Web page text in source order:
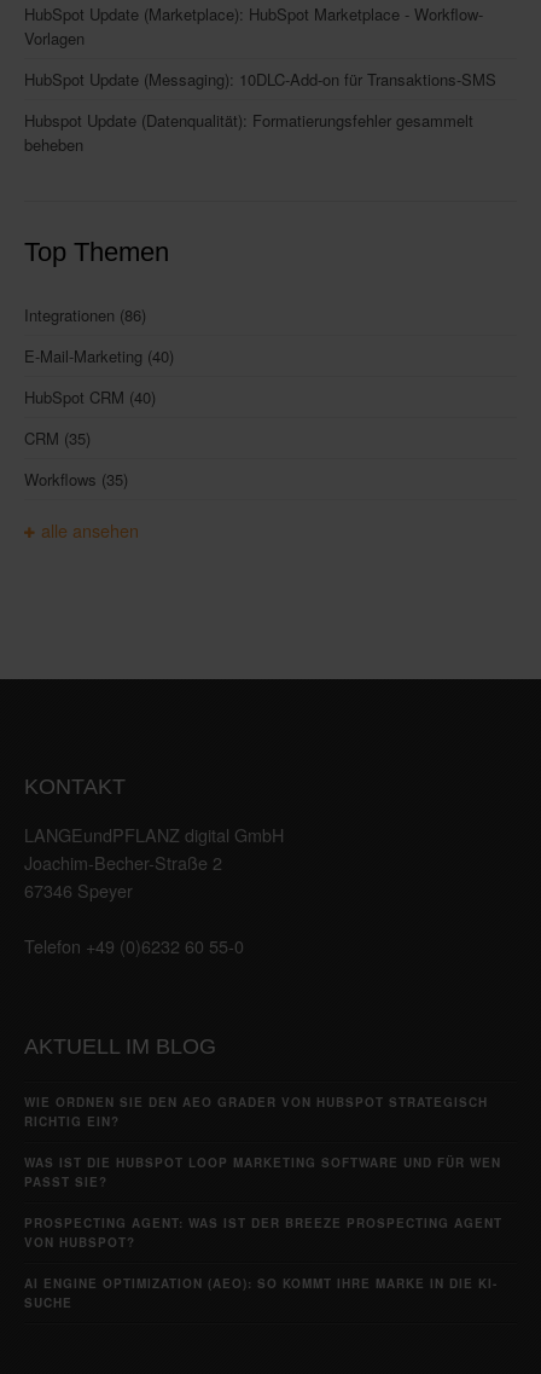
HubSpot Update (Marketplace): HubSpot Marketplace - Workflow-
Vorlagen
HubSpot Update (Messaging): 10DLC-Add-on für Transaktions-SMS
Hubspot Update (Datenqualität): Formatierungsfehler gesammelt
beheben
Top Themen
Integrationen (86)
E-Mail-Marketing (40)
HubSpot CRM (40)
CRM (35)
Workflows (35)
alle ansehen
KONTAKT
LANGEundPFLANZ digital GmbH
Joachim-Becher-Straße 2
67346 Speyer
Telefon +49 (0)6232 60 55-0
AKTUELL IM BLOG
WIE ORDNEN SIE DEN AEO GRADER VON HUBSPOT STRATEGISCH
RICHTIG EIN?
WAS IST DIE HUBSPOT LOOP MARKETING SOFTWARE UND FÜR WEN
PASST SIE?
PROSPECTING AGENT: WAS IST DER BREEZE PROSPECTING AGENT
VON HUBSPOT?
AI ENGINE OPTIMIZATION (AEO): SO KOMMT IHRE MARKE IN DIE KI-
SUCHE